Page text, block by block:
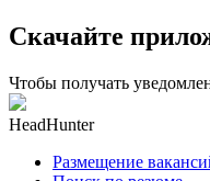
Скачайте
Чтобы получать
HeadHunter
Размещение